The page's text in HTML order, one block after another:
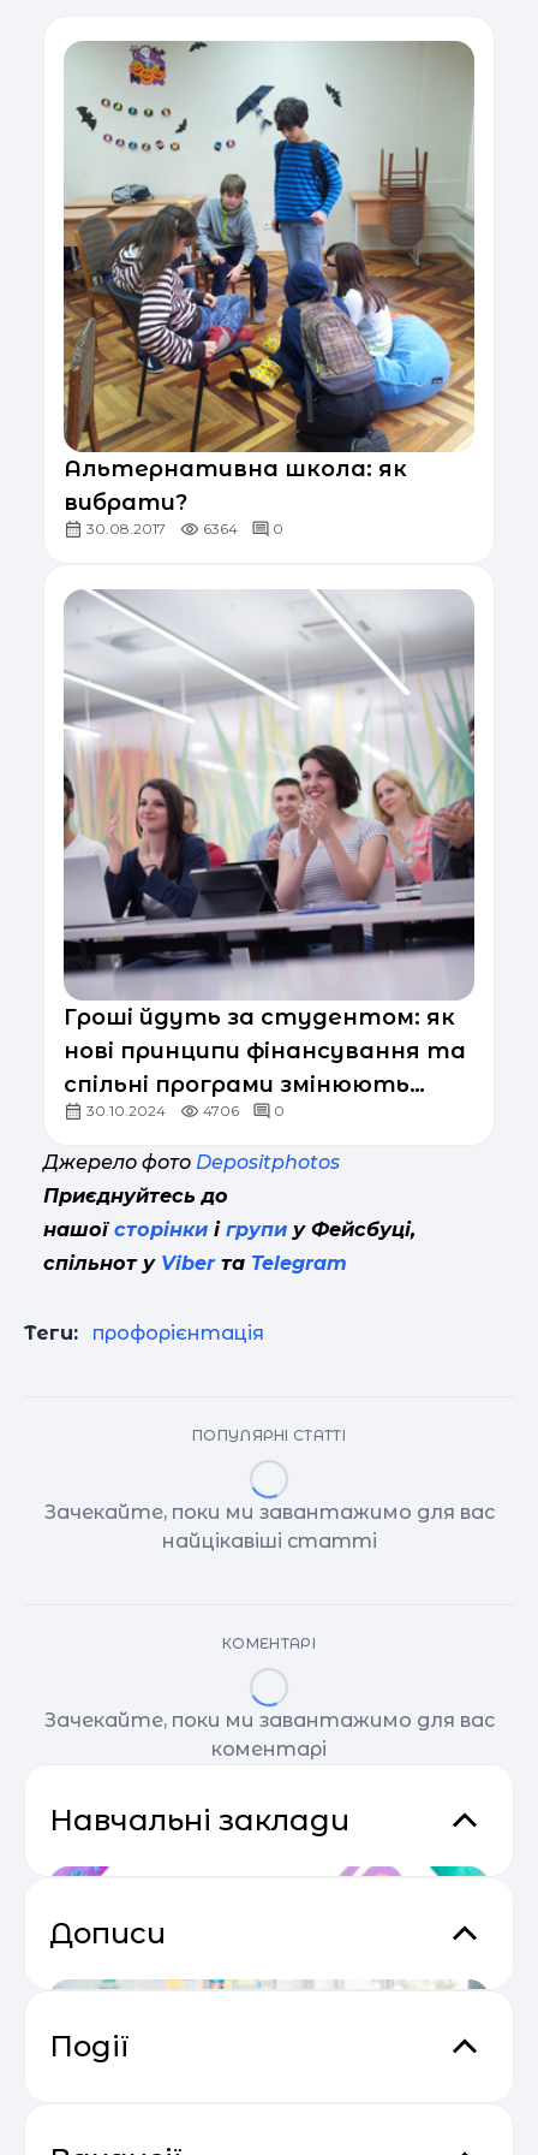
Альтернативна школа: як
вибрати?
30.08.2017 6364 0
Гроші йдуть за студентом: як
нові принципи фінансування та
спільні програми змінюють
вищу освіту в Україні
30.10.2024 4706 0
Джерело фото Depositphotos
Приєднуйтесь до
нашої сторінки і групи у Фейсбуці,
спільнот у Viberта Telegram
Теги: профорієнтація
ПОПУЛЯРНІ СТАТТІ
Зачекайте, поки ми завантажимо для вас
найцікавіші статті
КОМЕНТАРІ
Зачекайте, поки ми завантажимо для вас
коментарі
Навчальні заклади
Дописи
Події
SendPulse